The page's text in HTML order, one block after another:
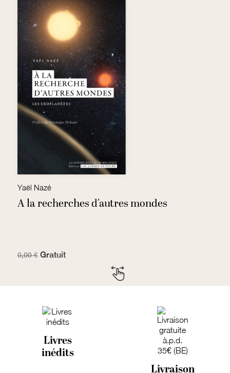
Yaël Nazé
A la recherches d'autres mondes
0,00 € Gratuit
Livres
inédits
Livraison